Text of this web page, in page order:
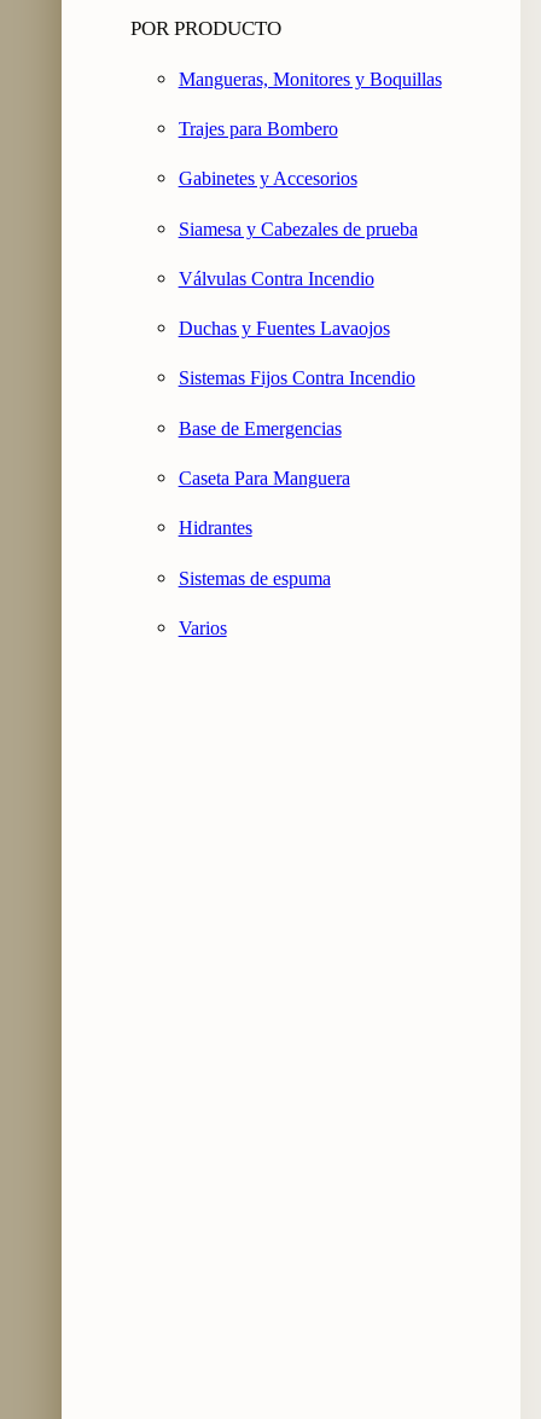
POR PRODUCTO
Mangueras, Monitores y Boquillas
Trajes para Bombero
Gabinetes y Accesorios
Siamesa y Cabezales de prueba
Válvulas Contra Incendio
Duchas y Fuentes Lavaojos
Sistemas Fijos Contra Incendio
Base de Emergencias
Caseta Para Manguera
Hidrantes
Sistemas de espuma
Varios